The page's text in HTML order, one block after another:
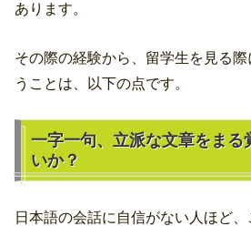
あります。
その際の経験から、留学生を見る
うことは、以下の点です。
一字一句、立派な文章をまる
いか？
日本語の会話に自信がない人ほど、